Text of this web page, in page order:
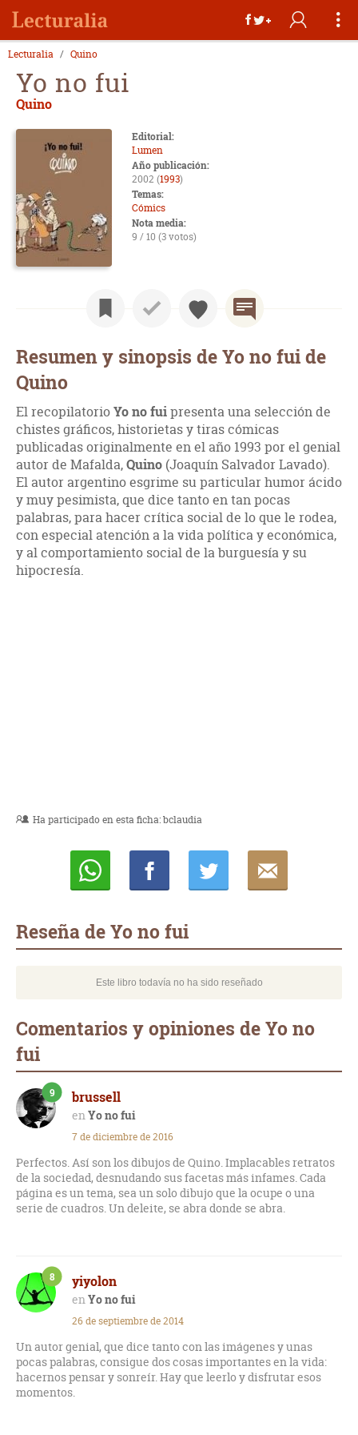
Lecturalia Quino
Yo no fui
Quino
Editorial:
Lumen
Año publicación:
2002 (1993)
Temas:
Cómics
Nota media:
9 / 10 (3 votos)
Resumen y sinopsis de Yo no fui de
Quino
El recopilatorioYo no fuipresenta una selección de
chistes gráficos, historietas y tiras cómicas
publicadas originalmente en el año 1993 por el genial
autor de Mafalda,Quino (Joaquín Salvador Lavado).
El autor argentino esgrime su particular humor ácido
y muy pesimista, que dice tanto en tan pocas
palabras, para hacer crítica social de lo que le rodea,
con especial atención a la vida política y económica,
y al comportamiento social de la burguesía y su
hipocresía.
Ha participado en esta ficha:bclaudia
Reseña de Yo no fui
Este libro todavía no ha sido reseñado
Comentarios y opiniones de Yo no
fui
brussell
Yo no fui
9
7 de diciembre de 2016
Perfectos. Así son los dibujos de Quino. Implacables retratos
de la sociedad, desnudando sus facetas más infames. Cada
página es un tema, sea un solo dibujo que la ocupe o una
serie de cuadros. Un deleite, se abra donde se abra.
yiyolon
Yo no fui
8
26 de septiembre de 2014
Un autor genial, que dice tanto con las imágenes y unas
pocas palabras, consigue dos cosas importantes en la vida:
hacernos pensar y sonreír. Hay que leerlo y disfrutar esos
momentos.